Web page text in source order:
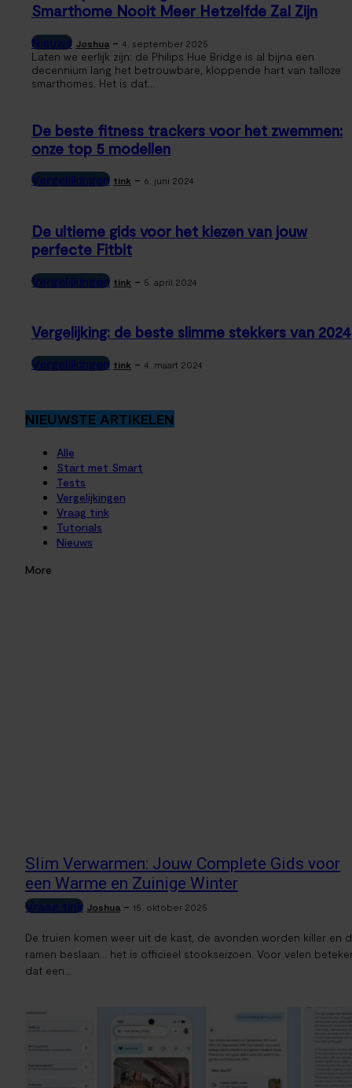
Smarthome Nooit Meer Hetzelfde Zal Zijn
Nieuws Joshua - 4. september 2025
Laten we eerlijk zijn: de Philips Hue Bridge is al bijna een
decennium lang het betrouwbare, kloppende hart van talloze
smarthomes. Het is dat...
De beste fitness trackers voor het zwemmen:
onze top 5 modellen
Vergelijkingen tink - 6. juni 2024
De ultieme gids voor het kiezen van jouw
perfecte Fitbit
Vergelijkingen tink - 5. april 2024
Vergelijking: de beste slimme stekkers van 2024
Vergelijkingen tink - 4. maart 2024
NIEUWSTE ARTIKELEN
Alle
Start met Smart
Tests
Vergelijkingen
Vraag tink
Tutorials
Nieuws
More
Slim Verwarmen: Jouw Complete Gids voor
een Warme en Zuinige Winter
Vraag tink Joshua - 15. oktober 2025
De truien komen weer uit de kast, de avonden worden killer en
ramen beslaan... het is officieel stookseizoen. Voor velen
dat een...